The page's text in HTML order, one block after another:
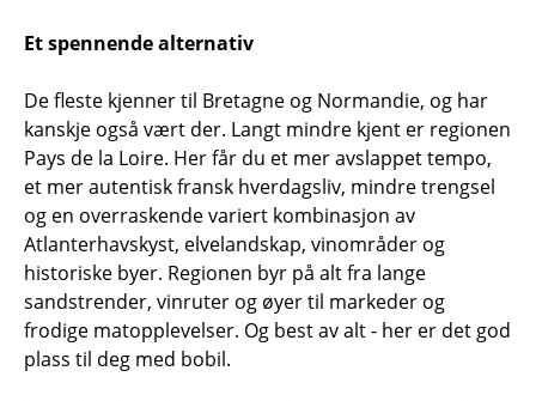
Et spennende alternativ
De fleste kjenner til Bretagne og Normandie, og har
kanskje også vært der. Langt mindre kjent er regionen
Pays de la Loire. Her får du et mer avslappet tempo,
et mer autentisk fransk hverdagsliv, mindre trengsel
og en overraskende variert kombinasjon av
Atlanterhavskyst, elvelandskap, vinområder og
historiske byer. Regionen byr på alt fra lange
sandstrender, vinruter og øyer til markeder og
frodige matopplevelser. Og best av alt - her er det god
plass til deg med bobil.